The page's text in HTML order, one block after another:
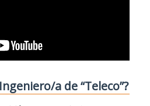
a de “Teleco”?